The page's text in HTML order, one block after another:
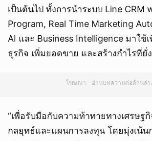
เป็นต้นไป ทั้งการนำระบบ Line CRM
Program, Real Time Marketing
AI และ Business Intelligence มาใช้
ธุรกิจ เพิ่มยอดขาย และสร้างกำไรที่ยั่
โฆษณา - อ่านบทความต่อด้านล่า
“เพื่อรับมือกับความท้าทายทางเศรษฐ
กลยุทธ์และแผนการลงทุน โดยมุ่งเน้น